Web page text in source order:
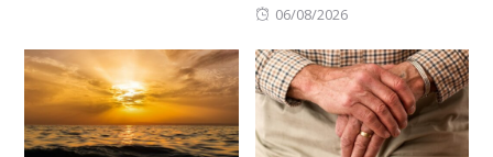
Posted
06/08/2026